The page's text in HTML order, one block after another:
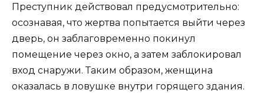
Преступник действовал предусмотрительно:
осознавая, что жертва попытается выйти через
дверь, он заблаговременно покинул
помещение через окно, а затем заблокировал
вход снаружи. Таким образом, женщина
оказалась в ловушке внутри горящего здания.